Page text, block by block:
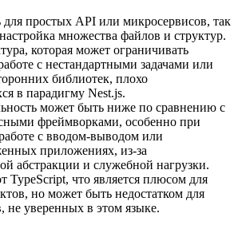
простых API или микросервисов, так
множества файлов и структур.
которая может ограничивать
с нестандартными задачами или
библиотек, плохо
в парадигму Nest.js.
может быть ниже по сравнению с
фреймворками, особенно при
с вводом-выводом или
приложениях, из-за
абстракции и служебной нагрузки.
TypeScript, что является плюсом для
но может быть недостатком для
не уверенных в этом языке.